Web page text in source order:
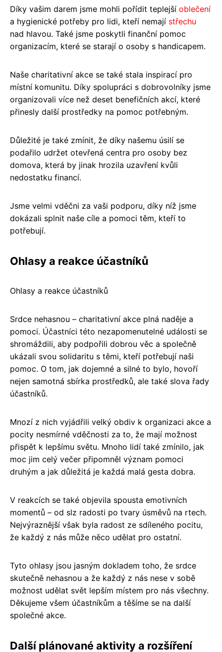
Díky vašim darem jsme mohli pořídit teplejší oblečení
a hygienické potřeby pro lidi, kteří nemají střechu
nad hlavou. Také jsme poskytli finanční pomoc
organizacím, které se starají o osoby s handicapem.
Naše charitativní akce se také stala inspirací pro
místní komunitu. Díky spolupráci s dobrovolníky jsme
organizovali více než deset benefičních akcí, které
přinesly další prostředky na pomoc potřebným.
Důležité je také zmínit, že díky našemu úsilí se
podařilo udržet otevřená centra pro osoby bez
domova, která by jinak hrozila uzavření kvůli
nedostatku financí.
Jsme velmi vděčni za vaši podporu, díky níž jsme
dokázali splnit naše cíle a pomoci těm, kteří to
potřebují.
Ohlasy a reakce účastníků
Ohlasy a reakce účastníků
Srdce nehasnou – charitativní akce plná naděje a
pomoci. Účastníci této nezapomenutelné události se
shromáždili, aby podpořili dobrou věc a společně
ukázali svou solidaritu s těmi, kteří potřebují naši
pomoc. O tom, jak dojemné a silné to bylo, hovoří
nejen samotná sbírka prostředků, ale také slova řady
účastníků.
Mnozí z nich vyjádřili velký obdiv k organizaci akce a
pocity nesmírné vděčnosti za to, že mají možnost
přispět k lepšímu světu. Mnoho lidí také zmínilo, jak
moc jim celý večer připomněl význam pomoci
druhým a jak důležitá je každá malá gesta dobra.
V reakcích se také objevila spousta emotivních
momentů – od slz radosti po tvary úsměvů na rtech.
Nejvýraznější však byla radost ze sdíleného pocitu,
že každý z nás může něco udělat pro ostatní.
Tyto ohlasy jsou jasným dokladem toho, že srdce
skutečně nehasnou a že každý z nás nese v sobě
možnost udělat svět lepším místem pro nás všechny.
Děkujeme všem účastníkům a těšíme se na další
společné akce.
Další plánované aktivity a rozšíření